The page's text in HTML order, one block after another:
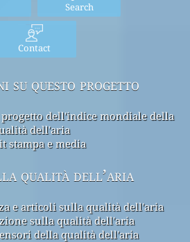
Search
Contact
su questo progetto
dell'indice mondiale della
dell'aria
stampa e media
qualità dell’aria
e articoli sulla qualità dell'aria
sulla qualità dell'aria
della qualità dell'aria